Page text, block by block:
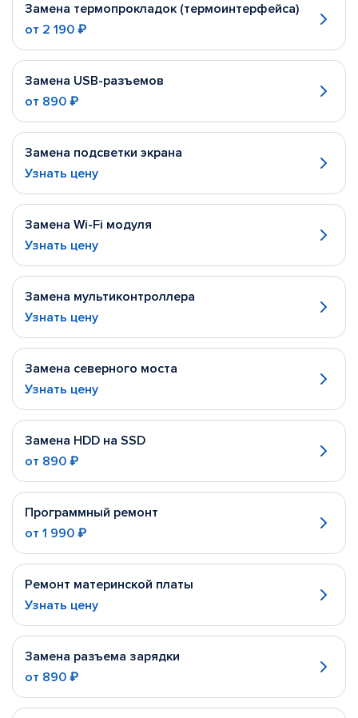
Замена термопрокладок (термоинтерфейса)
от 2 190 ₽
Замена USB-разъемов
от 890 ₽
Замена подсветки экрана
Узнать цену
Замена Wi-Fi модуля
Узнать цену
Замена мультиконтроллера
Узнать цену
Замена северного моста
Узнать цену
Замена HDD на SSD
от 890 ₽
Программный ремонт
от 1 990 ₽
Ремонт материнской платы
Узнать цену
Замена разъема зарядки
от 890 ₽